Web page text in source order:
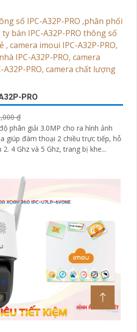
PRO
₫
phân giải 3.0MP cho ra hình ảnh
giúp đàm thoại 2 chiều trực tiếp, hỗ
4 Ghz và 5 Ghz, trang bị khe...